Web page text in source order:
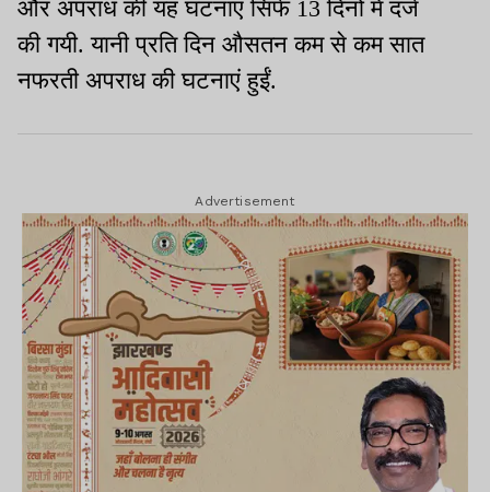
और अपराध की यह घटनाएं सिर्फ 13 दिनों में दर्ज
की गयी. यानी प्रति दिन औसतन कम से कम सात
नफरती अपराध की घटनाएं हुईं.
Advertisement